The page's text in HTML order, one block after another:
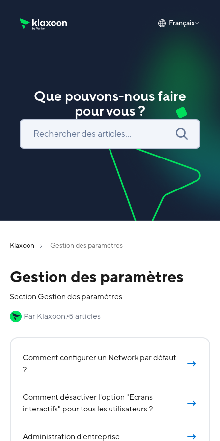
Français
Que pouvons-nous faire
pour vous ?
Klaxoon Gestion des paramètres
Gestion des paramètres
Section Gestion des paramètres
Par Klaxoon. 5 articles
Comment configurer un Network par défaut
?
Comment désactiver l'option "Ecrans
interactifs" pour tous les utilisateurs ?
Administration d'entreprise